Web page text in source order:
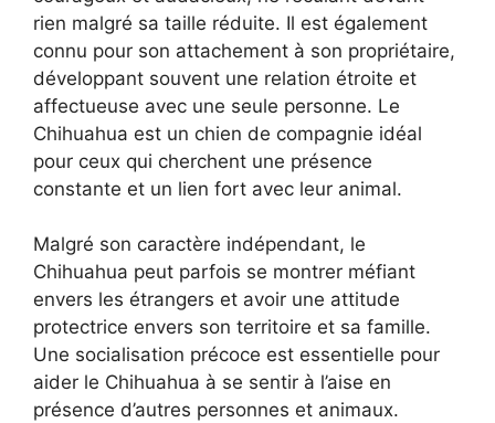
rien malgré sa taille réduite. Il est également
connu pour son attachement à son propriétaire,
développant souvent une relation étroite et
affectueuse avec une seule personne. Le
Chihuahua est un chien de compagnie idéal
pour ceux qui cherchent une présence
constante et un lien fort avec leur animal.
Malgré son caractère indépendant, le
Chihuahua peut parfois se montrer méfiant
envers les étrangers et avoir une attitude
protectrice envers son territoire et sa famille.
Une socialisation précoce est essentielle pour
aider le Chihuahua à se sentir à l’aise en
présence d’autres personnes et animaux.